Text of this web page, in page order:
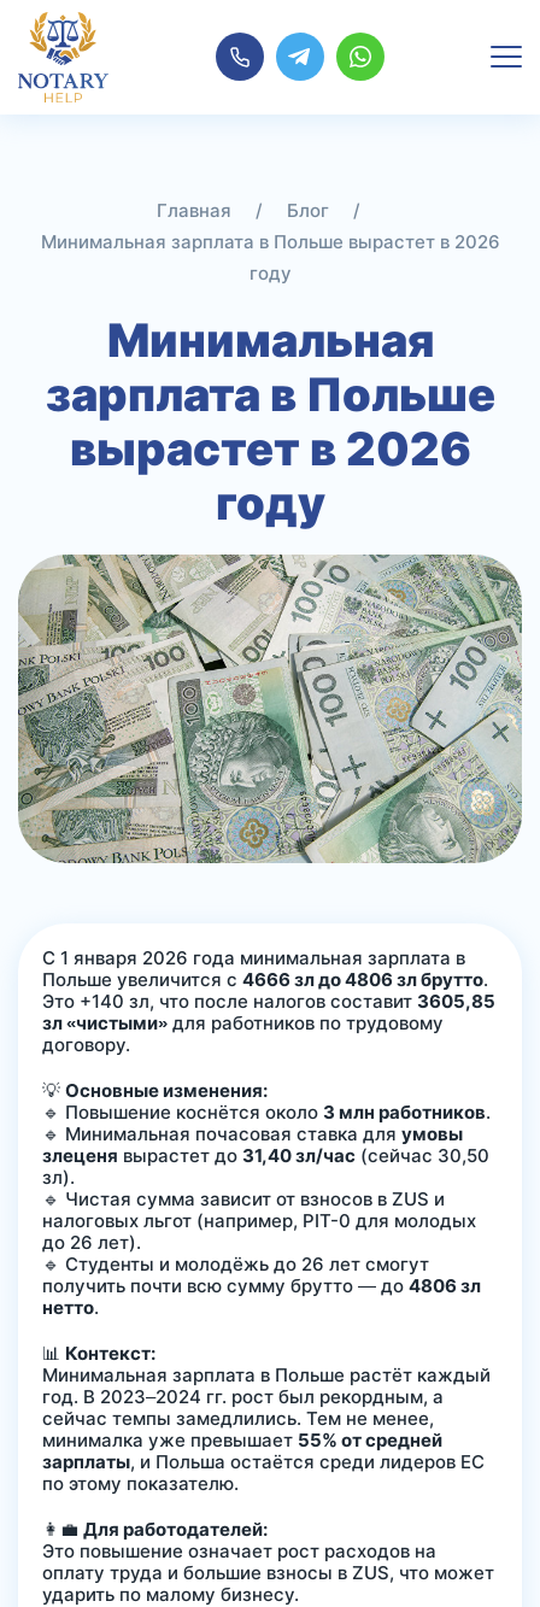
Перейти
содержимому
Главная / Блог
/
Минимальная зарплата в Польше вырастет в 2026
году
Минимальная
зарплата в Польше
вырастет в 2026
году
С 1 января 2026 года минимальная зарплата в
Польше увеличится с 4666 зл до 4806 зл брутто.
Это +140 зл, что после налогов составит 3605,85
зл «чистыми» для работников по трудовому
договору.
💡 Основные изменения:
🔹 Повышение коснётся около 3 млн работников.
🔹 Минимальная почасовая ставка для умовы
злеценя вырастет до 31,40 зл/час (сейчас 30,50
зл).
🔹 Чистая сумма зависит от взносов в ZUS и
налоговых льгот (например, PIT-0 для молодых
до 26 лет).
🔹 Студенты и молодёжь до 26 лет смогут
получить почти всю сумму брутто — до 4806 зл
нетто.
📊 Контекст:
Минимальная зарплата в Польше растёт каждый
год. В 2023–2024 гг. рост был рекордным, а
сейчас темпы замедлились. Тем не менее,
минималка уже превышает 55% от средней
зарплаты, и Польша остаётся среди лидеров ЕС
по этому показателю.
👩‍💼 Для работодателей:
Это повышение означает рост расходов на
оплату труда и большие взносы в ZUS, что может
ударить по малому бизнесу.